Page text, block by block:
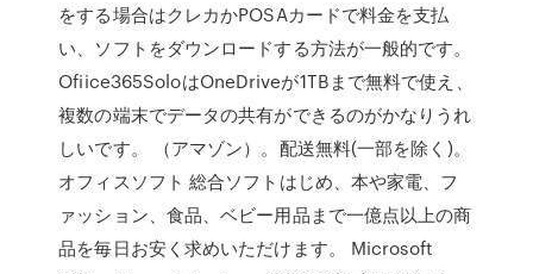
をする場合はクレカかPOSAカードで料金を支払
い、ソフトをダウンロードする方法が一般的です。
Ofiice365SoloはOneDriveが1TBまで無料で使え、
複数の端末でデータの共有ができるのがかなりうれ
しいです。 （アマゾン）。配送無料(一部を除く)。
オフィスソフト 総合ソフトはじめ、本や家電、フ
ァッション、食品、ベビー用品まで一億点以上の商
品を毎日お安く求めいただけます。 Microsoft